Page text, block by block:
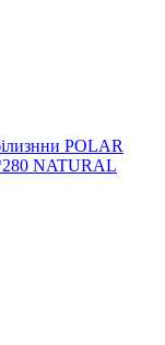
POLAR
NATURAL